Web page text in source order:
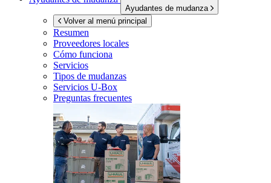
Ayudantes de mudanza
Volver al menú principal
Resumen
Proveedores locales
Cómo funciona
Servicios
Tipos de mudanzas
Servicios U-Box
Preguntas frecuentes